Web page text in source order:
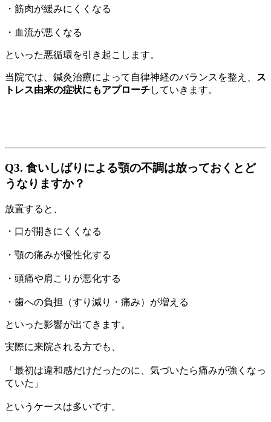
・筋肉が緩みにくくなる
・血流が悪くなる
といった悪循環を引き起こします。
当院では、鍼灸治療によって自律神経のバランスを整え、
ス
トレス由来の症状にもアプローチしていきます。
Q3. 食いしばりによる顎の不調は放っておくとど
うなりますか？
放置すると、
・口が開きにくくなる
・顎の痛みが慢性化する
・頭痛や肩こりが悪化する
・歯への負担（すり減り・痛み）が増える
といった影響が出てきます。
実際に来院される方でも、
「最初は違和感だけだったのに、気づいたら痛みが強くなっ
ていた」
というケースは多いです。